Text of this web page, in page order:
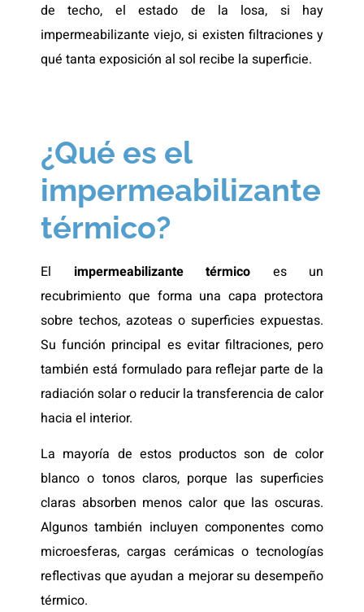
de techo, el estado de la losa, si hay
impermeabilizante viejo, si existen filtraciones y
qué tanta exposición al sol recibe la superficie.
¿Qué es el
impermeabilizante
térmico?
El impermeabilizante térmico es un
recubrimiento que forma una capa protectora
sobre techos, azoteas o superficies expuestas.
Su función principal es evitar filtraciones, pero
también está formulado para reflejar parte de la
radiación solar o reducir la transferencia de calor
hacia el interior.
La mayoría de estos productos son de color
blanco o tonos claros, porque las superficies
claras absorben menos calor que las oscuras.
Algunos también incluyen componentes como
microesferas, cargas cerámicas o tecnologías
reflectivas que ayudan a mejorar su desempeño
térmico.